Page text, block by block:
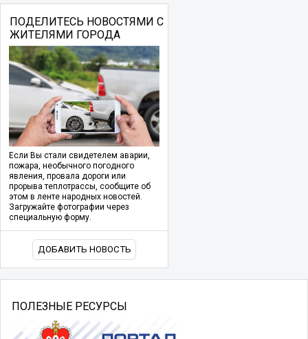
ПОДЕЛИТЕСЬ НОВОСТЯМИ С
ЖИТЕЛЯМИ ГОРОДА
Если Вы стали свидетелем аварии,
пожара, необычного погодного
явления, провала дороги или
прорыва теплотрассы, сообщите об
этом в ленте народных новостей.
Загружайте фотографии через
специальную форму.
ДОБАВИТЬ НОВОСТЬ
ПОЛЕЗНЫЕ РЕСУРСЫ